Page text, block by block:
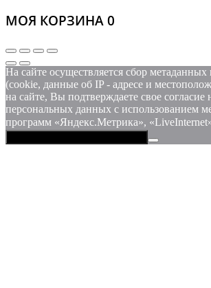
МОЯ КОРЗИНА 0
На сайте осуществляется сбор метаданных
(cookie, данные об IP - адресе и
на сайте, Вы подтверждаете свое согласие
персональных данных c использованием
программ «Яндекс.Метрика»,